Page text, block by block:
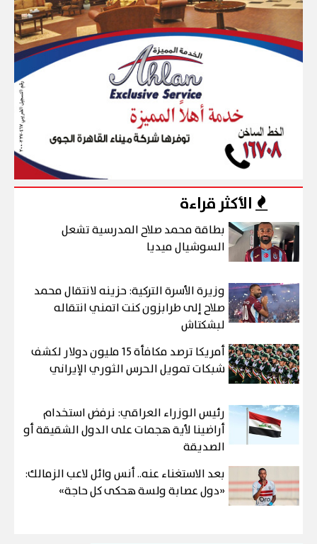
الأكثر قراءة
بطاقة محمد صلاح المدرسية تشعل
السوشيال ميديا
وزيرة الأسرة التركية: حزينه لانتقال محمد
صلاح إلى طرابزون كنت اتمني انتقاله
لبشكتاش
أمريكا ترصد مكافأة 15 مليون دولار لكشف
شبكات تمويل الحرس الثوري الإيراني
رئيس الوزراء العراقي: نرفض استخدام
أراضينا لأية هجمات على الدول الشقيقة أو
الصديقة
بعد الاستغناء عنه.. أنس وائل لاعب الزمالك:
«دول عصابة ولسة هحكى كل حاجة»